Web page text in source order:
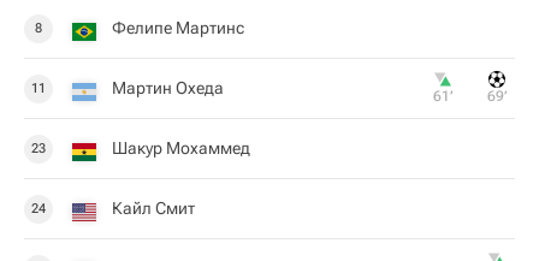
8 Фелипе Мартинс
11 Мартин Охеда 61‎’‎ 69‎’‎
23 Шакур Мохаммед
24 Кайл Смит